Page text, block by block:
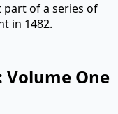
part of a series of
in 1482.
One